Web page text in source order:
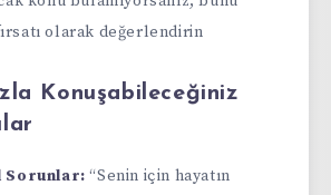
olarak değerlendirin
Konuşabileceğiniz
Sorunlar: “Senin için hayatın